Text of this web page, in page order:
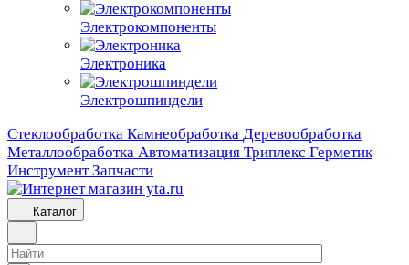
Электрокомпоненты
Электроника
Электрошпиндели
Стеклообработка Камнеобработка Деревообработка
Металлообработка Автоматизация Триплекс Герметик
Инструмент Запчасти
Каталог